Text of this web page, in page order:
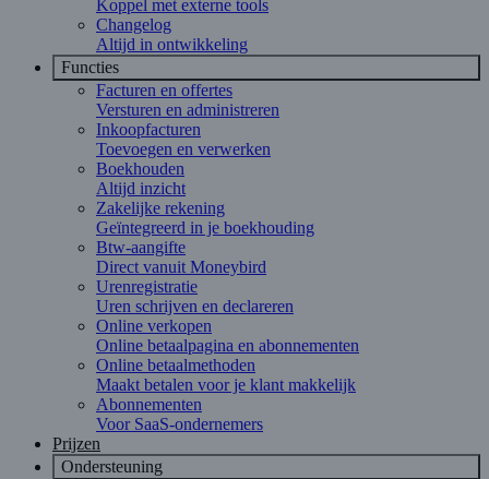
Koppel met externe tools
Changelog
Altijd in ontwikkeling
Functies
Facturen en offertes
Versturen en administreren
Inkoopfacturen
Toevoegen en verwerken
Boekhouden
Altijd inzicht
Zakelijke rekening
Geïntegreerd in je boekhouding
Btw-aangifte
Direct vanuit Moneybird
Urenregistratie
Uren schrijven en declareren
Online verkopen
Online betaalpagina en abonnementen
Online betaalmethoden
Maakt betalen voor je klant makkelijk
Abonnementen
Voor SaaS-ondernemers
Prijzen
Ondersteuning